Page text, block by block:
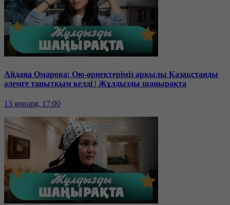
Айдана Омарова: Ою-өрнектеріміз арқылы Қазақстанды
әлемге танытқым келді | Жұлдызды шаңырақта
13 января, 17:00